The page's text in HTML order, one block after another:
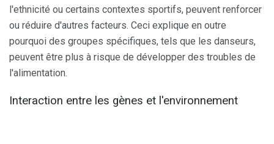
l'ethnicité ou certains contextes sportifs, peuvent renforcer
ou réduire d'autres facteurs. Ceci explique en outre
pourquoi des groupes spécifiques, tels que les danseurs,
peuvent être plus à risque de développer des troubles de
l'alimentation.
Interaction entre les gènes et l'environnement